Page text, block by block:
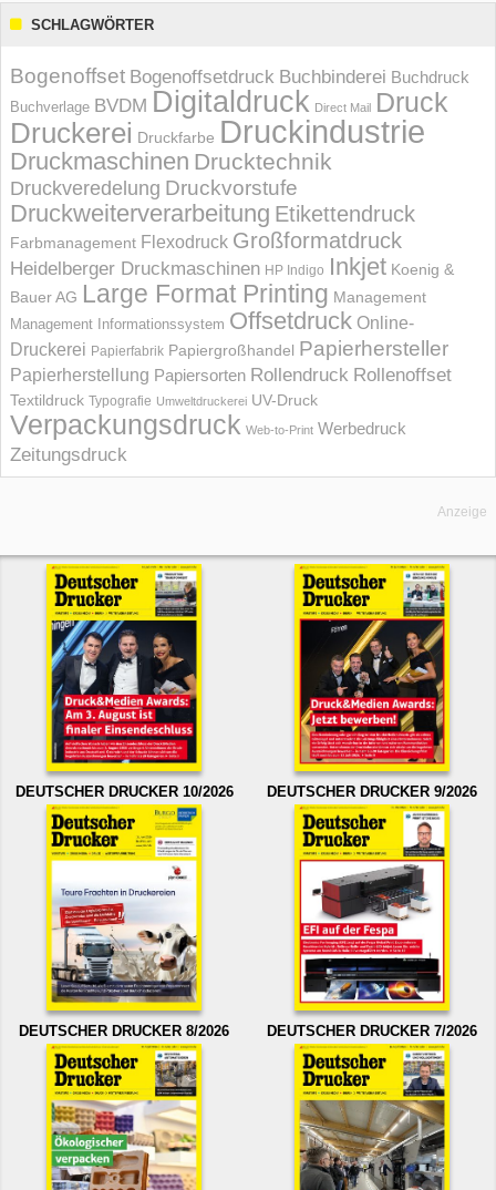
SCHLAGWÖRTER
Bogenoffset Bogenoffsetdruck Buchbinderei Buchdruck
Buchverlage BVDM Digitaldruck Direct Mail Druck
Druckerei Druckfarbe Druckindustrie
Druckmaschinen Drucktechnik
Druckveredelung Druckvorstufe
Druckweiterverarbeitung Etikettendruck
Farbmanagement Flexodruck Großformatdruck
Heidelberger Druckmaschinen HP Indigo Inkjet Koenig &
Bauer AG Large Format Printing Management
Management Informations­system Offsetdruck Online-
Druckerei Papierfabrik Papiergroßhandel Papierhersteller
Papierherstellung Papiersorten Rollendruck Rollenoffset
Textildruck Typografie Umweltdruckerei UV-Druck
Verpackungsdruck Web-to-Print Werbedruck
Zeitungsdruck
Anzeige
DEUTSCHER DRUCKER 10/2026 DEUTSCHER DRUCKER 9/2026
DEUTSCHER DRUCKER 8/2026 DEUTSCHER DRUCKER 7/2026